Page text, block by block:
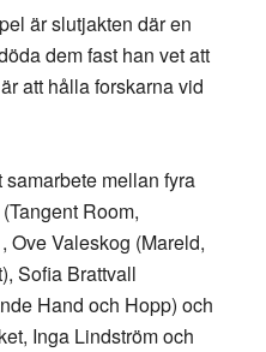
är slutjakten där en
dem fast han vet att
att hålla forskarna vid
mellan fyra
Room,
Ove Valeskog (Mareld,
Sofia Brattvall
Hand och Hopp) och
Inga Lindström och